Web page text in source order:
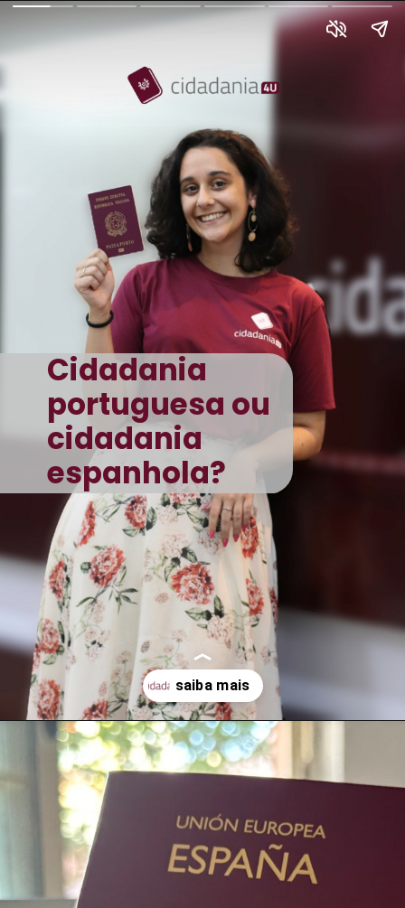
Cidadania
portuguesa ou
cidadania
espanhola?
Opening